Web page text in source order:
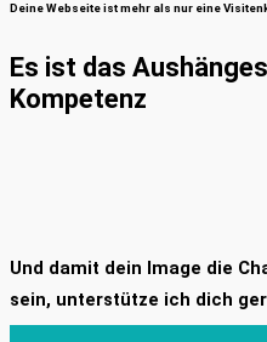
Deine Webseite ist mehr als nur eine
Es ist das
Kompetenz
Und damit dein Image die
sein, unterstütze ich dich